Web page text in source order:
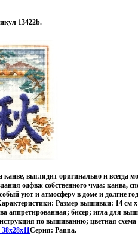
13422b.
выглядит оригинально и всегда
одфвж собственного чуда: канва,
уют и атмосферу в доме и долгие
Размер вышивки: 14 см х
аппретированная; бисер; игла для
по вышиванию; цветная схема
Серия: Panna.